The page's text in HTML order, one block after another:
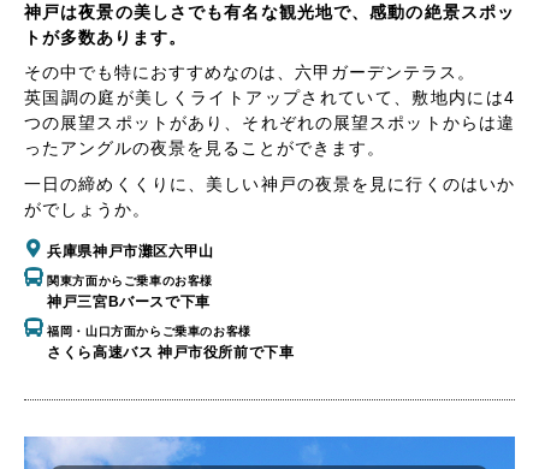
神戸は夜景の美しさでも有名な観光地で、感動の絶景スポッ
トが多数あります。
その中でも特におすすめなのは、六甲ガーデンテラス。
英国調の庭が美しくライトアップされていて、敷地内には4
つの展望スポットがあり、それぞれの展望スポットからは違
ったアングルの夜景を見ることができます。
一日の締めくくりに、美しい神戸の夜景を見に行くのはいか
がでしょうか。
兵庫県神戸市灘区六甲山
関東方面からご乗車のお客様
神戸三宮Bバースで下車
福岡・山口方面からご乗車のお客様
さくら高速バス 神戸市役所前で下車